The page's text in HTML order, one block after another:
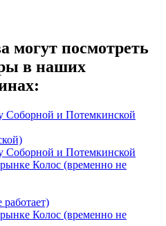
могут посмотреть
в наших